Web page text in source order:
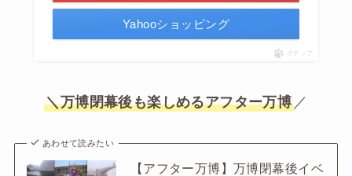
Yahooショッピング
ポチップ
＼万博閉幕後も楽しめるアフター万博 ／
あわせて読みたい
【アフター万博】万博閉幕後イベ